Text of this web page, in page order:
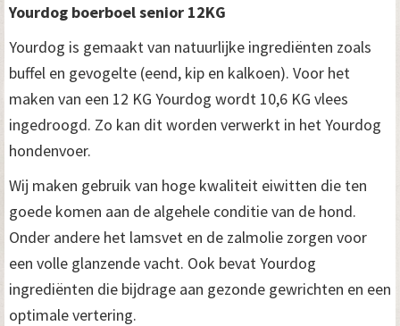
Yourdog boerboel senior 12KG
Yourdog is gemaakt van natuurlijke ingrediënten zoals
buffel en gevogelte (eend, kip en kalkoen). Voor het
maken van een 12 KG Yourdog wordt 10,6 KG vlees
ingedroogd. Zo kan dit worden verwerkt in het Yourdog
hondenvoer.
Wij maken gebruik van hoge kwaliteit eiwitten die ten
goede komen aan de algehele conditie van de hond.
Onder andere het lamsvet en de zalmolie zorgen voor
een volle glanzende vacht. Ook bevat Yourdog
ingrediënten die bijdrage aan gezonde gewrichten en een
optimale vertering.